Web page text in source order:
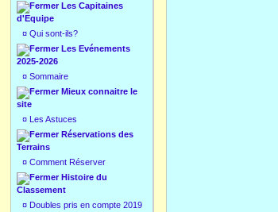
Les Capitaines
d'Equipe
¤ Qui sont-ils?
Les Evénements
2025-2026
¤ Sommaire
Mieux connaitre le
site
¤ Les Astuces
Réservations des
Terrains
¤ Comment Réserver
Histoire du
Classement
¤ Doubles pris en compte 2019